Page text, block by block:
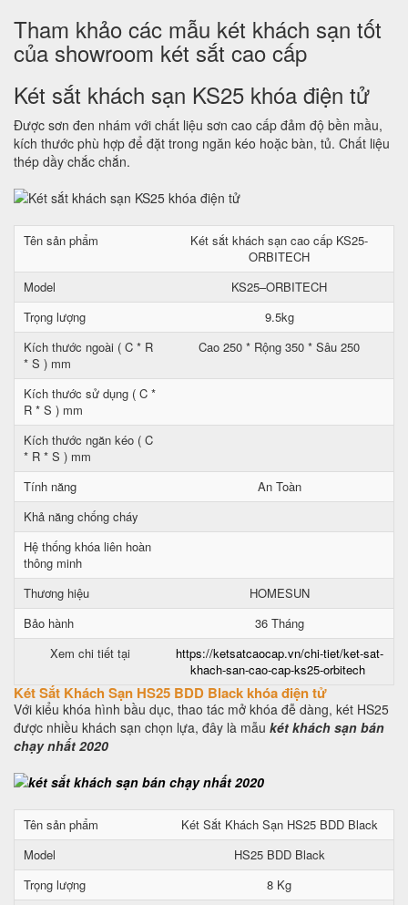
Tham khảo các mẫu két khách sạn tốt
của showroom két sắt cao cấp
Két sắt khách sạn KS25 khóa điện tử
Được sơn đen nhám với chất liệu sơn cao cấp đảm độ bền mầu,
kích thước phù hợp để đặt trong ngăn kéo hoặc bàn, tủ. Chất liệu
thép dầy chắc chắn.
Tên sản phẩm
Két sắt khách sạn cao cấp KS25-
ORBITECH
Model
KS25–ORBITECH
Trọng lượng
9.5kg
Kích thước ngoài ( C * R
* S ) mm
Cao 250 * Rộng 350 * Sâu 250
Kích thước sử dụng ( C *
R * S ) mm
Kích thước ngăn kéo ( C
* R * S ) mm
Tính năng
An Toàn
Khả năng chống cháy
Hệ thống khóa liên hoàn
thông minh
Thương hiệu
HOMESUN
Bảo hành
36 Tháng
Xem chi tiết tại
https://ketsatcaocap.vn/chi-tiet/ket-sat-
khach-san-cao-cap-ks25-orbitech
Két Sắt Khách Sạn HS25 BDD Black khóa điện tử
Với kiểu khóa hình bầu dục, thao tác mở khóa đễ dàng, két HS25
được nhiều khách sạn chọn lựa, đây là mẫu két khách sạn bán
chạy nhất 2020
Tên sản phẩm
Két Sắt Khách Sạn HS25 BDD Black
Model
HS25 BDD Black
Trọng lượng
8 Kg